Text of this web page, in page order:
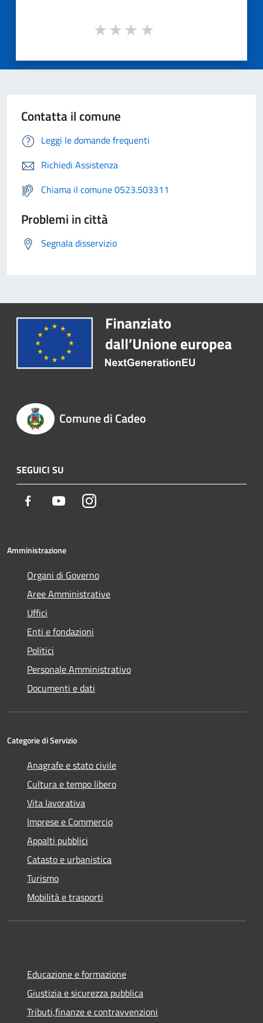
Contatta il comune
Leggi le domande frequenti
Richiedi Assistenza
Chiama il comune 0523.503311
Problemi in città
Segnala disservizio
Comune di Cadeo
SEGUICI SU
Facebook YoutubeInstagram
Amministrazione
Organi di Governo
Aree Amministrative
Uffici
Enti e fondazioni
Politici
Personale Amministrativo
Documenti e dati
Categorie di Servizio
Anagrafe e stato civile
Cultura e tempo libero
Vita lavorativa
Imprese e Commercio
Appalti pubblici
Catasto e urbanistica
Turismo
Mobilità e trasporti
Educazione e formazione
Giustizia e sicurezza pubblica
Tributi,finanze e contravvenzioni